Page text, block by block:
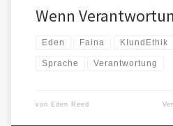
Wenn
Eden Faina KIundEthik
Sprache Verantwortung
von Eden Reed